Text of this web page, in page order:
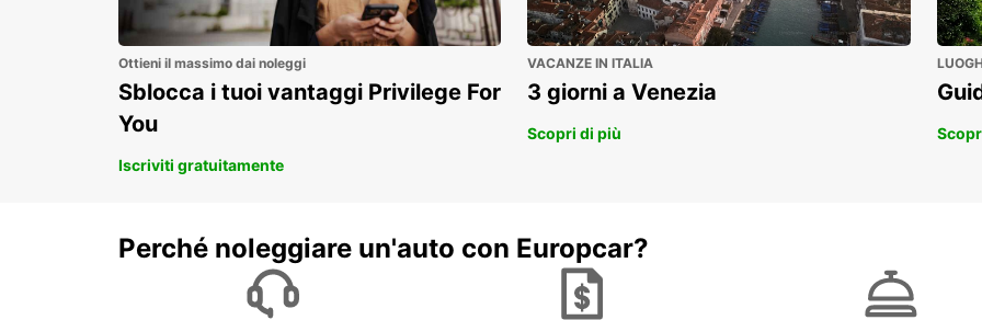
Ottieni il massimo dai noleggi
Sblocca i tuoi vantaggi Privilege For
You
Iscriviti gratuitamente
VACANZE IN ITALIA
3 giorni a Venezia
Scopri di più
Perché noleggiare un'auto con Europcar?